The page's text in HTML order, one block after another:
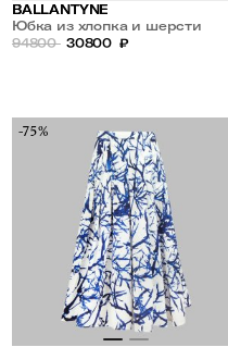
BALLANTYNE
Юбка из хлопка и шерсти
94800 30800 ₽
-75%